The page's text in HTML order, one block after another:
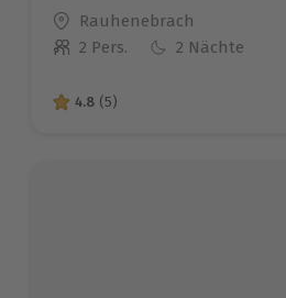
Standort
Rauhenebrach
Anzahl der Teilnehmer
2 Pers. 2 Nächte
4.8 von 5 Sternen basierend
4.8 (5)